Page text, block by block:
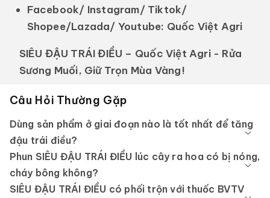
Facebook/ Instagram/ Tiktok/
Shopee/Lazada/ Youtube: Quốc Việt Agri
SIÊU ĐẬU TRÁI ĐIỀU – Quốc Việt Agri - Rửa
Sương Muối, Giữ Trọn Mùa Vàng!
Câu Hỏi Thường Gặp
Dùng sản phẩm ở giai đoạn nào là tốt nhất để tăng
đậu trái điều?
Phun SIÊU ĐẬU TRÁI ĐIỀU lúc cây ra hoa có bị nóng,
cháy bông không?
SIÊU ĐẬU TRÁI ĐIỀU có phối trộn với thuốc BVTV